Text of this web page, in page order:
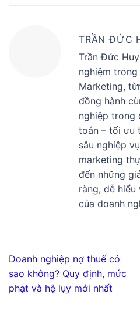
TRẦN ĐỨC
Trần Đức
nghiệm
Marketing,
đồng hành
nghiệp trong
toán – tối ưu
sâu nghiệp
marketing
đến những
ràng, dễ
của doanh
Doanh nghiệp nợ thuế có
sao không? Quy định, mức
phạt và hệ lụy mới nhất